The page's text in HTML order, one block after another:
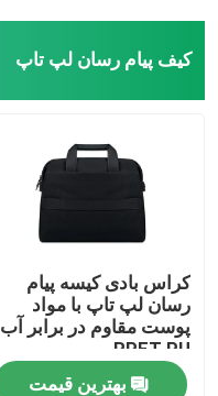
کیف پیام رسان لپ تاپ
کراس بادی کیسه پیام
رسان لپ تاپ با مواد
پوست مقاوم در برابر آب
RPET PU
بهترین قیمت